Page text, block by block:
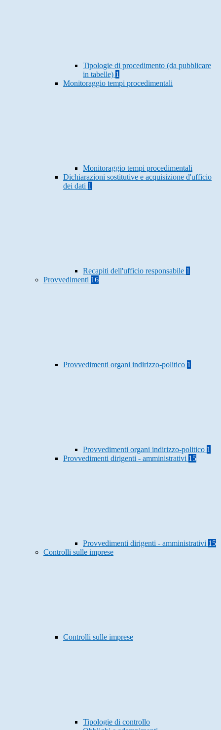
Tipologie di procedimento (da pubblicare
in tabelle) 1
Monitoraggio tempi procedimentali
Monitoraggio tempi procedimentali
Dichiarazioni sostitutive e acquisizione d'ufficio
dei dati 1
Recapiti dell'ufficio responsabile 1
Provvedimenti 16
Provvedimenti organi indirizzo-politico 1
Provvedimenti organi indirizzo-politico 1
Provvedimenti dirigenti - amministrativi 15
Provvedimenti dirigenti - amministrativi 15
Controlli sulle imprese
Controlli sulle imprese
Tipologie di controllo